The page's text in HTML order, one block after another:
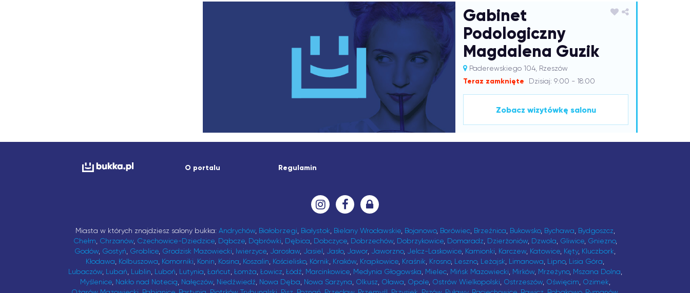
Gabinet
Podologiczny
Magdalena Guzik
Paderewskiego 104, Rzeszów
Teraz zamknięte Dzisiaj: 9:00 - 18:00
Zobacz wizytówkę salonu
O portalu Regulamin
Miasta w których znajdziesz salony bukka: Andrychów, Białobrzegi Białystok Bielany Wrocławskie, Bojanowo, Borówiec, Brzeźnica Bukowsko, Bychawa Bydgoszcz
Chełm Chrzanów, Czechowice-Dziedzice, Dąbcze, Dąbrówki Dębica Dobczyce, Dobrzechów, Dobrzykowice, Domaradz Dzierżoniów, Dzwola Gliwice, Gniezno,
Godów Gostyń Groblice Grodzisk Mazowiecki Iwierzyce Jarosław Jasiel Jasło, Jawor Jaworzno, Jelcz-Laskowice Kamionki Karczew Katowice Kęty, Kluczbork
Kłodawa Kolbuszowa Komorniki Konin Kosina Koszalin Kościelisko, Kórnik Kraków Krapkowice Kraśnik Krosno, Leszno, Leżajsk Limanowa Lipno, Lisia Góra
Lubaczów, Lubań Lublin Luboń Lutynia Łańcut Łomża Łowicz Łódź Marcinkowice, Medynia Głogowska Mielec, Mińsk Mazowiecki Mirków, Mrzeżyno, Mszana Dolna
Myślenice, Nakło nad Notecią Nałęczów, Niedźwiedź Nowa Dęba Nowa Sarzyna Olkusz Oława Opole, Ostrów Wielkopolski Ostrzeszów, Oświęcim Ozimek